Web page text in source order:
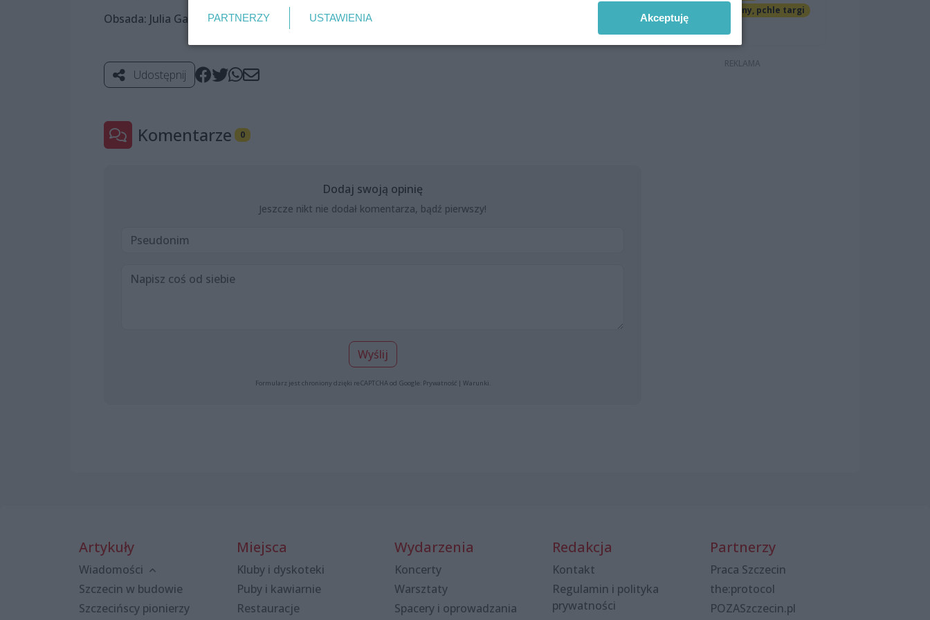
Obsada: Julia Gadzina, Paweł Niczewski
Udostępnij
Komentarze 0
Dodaj swoją opinię
Jeszcze nikt nie dodał komentarza, bądź pierwszy!
Wyślij
Formularz jest chroniony dzięki reCAPTCHA od Google: Prywatność| Warunki
Jarmarki, festyny, pchle targi
Darmowe
Artykuły
Wiadomości
Szczecin w budowie
Szczecińscy pionierzy
Miejsca
Kluby i dyskoteki
Puby i kawiarnie
Restauracje
Wydarzenia
Koncerty
Warsztaty
Spacery i oprowadzania
Redakcja
Kontakt
Regulamin i polityka
prywatności
Partnerzy
Praca Szczecin
the:protocol
POZASzczecin.pl
PARTNERZY USTAWIENIA Akceptuję